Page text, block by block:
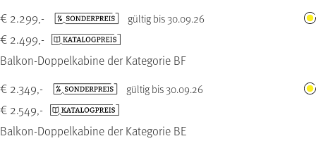
Balkon-Doppelkabine der Kategorie BF
€ 2.299,- gültig bis 30.09.26
€ 2.499,-
Balkon-Doppelkabine der Kategorie BE
€ 2.349,- gültig bis 30.09.26
€ 2.549,-